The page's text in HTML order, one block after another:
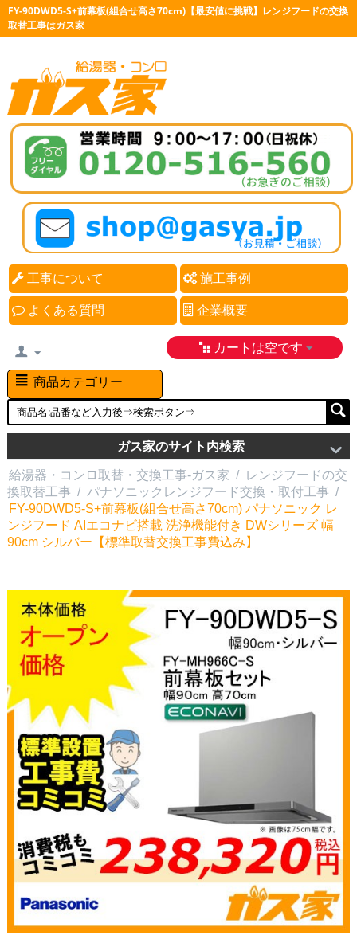
FY-90DWD5-S+前幕板(組合せ高さ70cm)【最安値に挑戦】レンジフードの交換
取替工事はガス家
工事について 施工事例
よくある質問 企業概要
カートは空です
商品カテゴリー
ガス家のサイト内検索
給湯器・コンロ取替・交換工事-ガス家 / レンジフードの交
換取替工事 / パナソニックレンジフード交換・取付工事 /
FY-90DWD5-S+前幕板(組合せ高さ70cm) パナソニック レ
ンジフード AIエコナビ搭載 洗浄機能付き DWシリーズ 幅
90cm シルバー【標準取替交換工事費込み】